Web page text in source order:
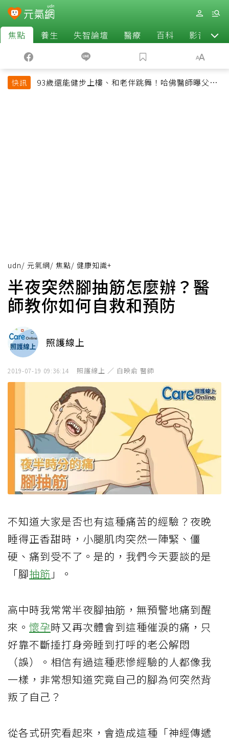
焦點 養生 失智論壇 醫療 百科 影音
快訊
93歲還能健步上樓、和老伴跳舞！哈佛醫師曝父親
udn/ 元氣網/ 焦點/ 健康知識+
半夜突然腳抽筋怎麼辦？醫
師教你如何自救和預防
照護線上
2019-07-19 09:36:14 照護線上 ／ 白映俞 醫師
不知道大家是否也有這種痛苦的經驗？夜晚
睡得正香甜時，小腿肌肉突然一陣緊、僵
硬、痛到受不了。是的，我們今天要談的是
「腳抽筋 」。
高中時我常常半夜腳抽筋，無預警地痛到醒
來。 懷孕時又再次體會到這種催淚的痛，只
好靠不斷捶打身旁睡到打呼的老公解悶
（誤）。相信有過這種悲慘經驗的人都像我
一樣，非常想知道究竟自己的腳為何突然背
叛了自己？
從各式研究看起來，會造成這種「神經傳遞